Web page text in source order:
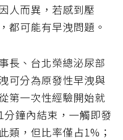
人而異，若感到壓
都可能有早洩問題。
長、台北榮總泌尿部
可分為原發性早洩與
第一次性經驗開始就
鐘內結束，一觸即發
類，但比率僅占1%；